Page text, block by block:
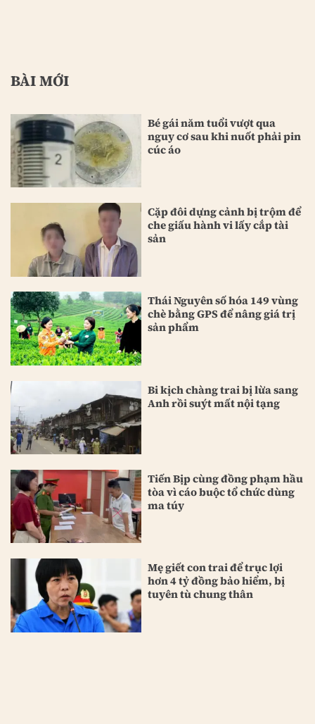
BÀI MỚI
Bé gái năm tuổi vượt qua
nguy cơ sau khi nuốt phải pin
cúc áo
Cặp đôi dựng cảnh bị trộm để
che giấu hành vi lấy cắp tài
sản
Thái Nguyên số hóa 149 vùng
chè bằng GPS để nâng giá trị
sản phẩm
Bi kịch chàng trai bị lừa sang
Anh rồi suýt mất nội tạng
Tiến Bịp cùng đồng phạm hầu
tòa vì cáo buộc tổ chức dùng
ma túy
Mẹ giết con trai để trục lợi
hơn 4 tỷ đồng bảo hiểm, bị
tuyên tù chung thân